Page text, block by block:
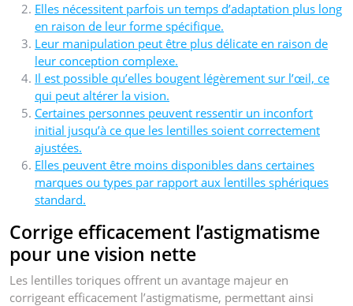
Elles nécessitent parfois un temps d’adaptation plus long
en raison de leur forme spécifique.
Leur manipulation peut être plus délicate en raison de
leur conception complexe.
Il est possible qu’elles bougent légèrement sur l’œil, ce
qui peut altérer la vision.
Certaines personnes peuvent ressentir un inconfort
initial jusqu’à ce que les lentilles soient correctement
ajustées.
Elles peuvent être moins disponibles dans certaines
marques ou types par rapport aux lentilles sphériques
standard.
Corrige efficacement l’astigmatisme
pour une vision nette
Les lentilles toriques offrent un avantage majeur en
corrigeant efficacement l’astigmatisme, permettant ainsi